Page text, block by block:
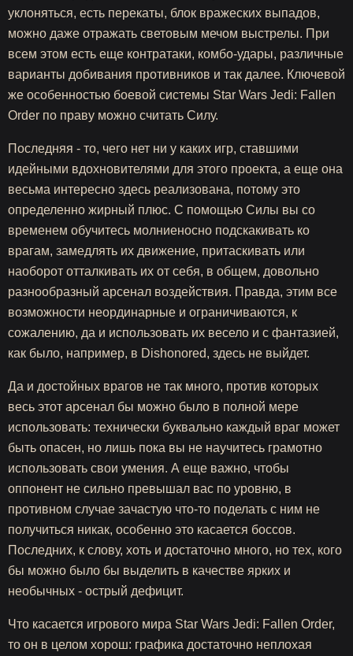
уклоняться, есть перекаты, блок вражеских выпадов,
можно даже отражать световым мечом выстрелы. При
всем этом есть еще контратаки, комбо-удары, различные
варианты добивания противников и так далее. Ключевой
же особенностью боевой системы Star Wars Jedi: Fallen
Order по праву можно считать Силу.
Последняя - то, чего нет ни у каких игр, ставшими
идейными вдохновителями для этого проекта, а еще она
весьма интересно здесь реализована, потому это
определенно жирный плюс. С помощью Силы вы со
временем обучитесь молниеносно подскакивать ко
врагам, замедлять их движение, притаскивать или
наоборот отталкивать их от себя, в общем, довольно
разнообразный арсенал воздействия. Правда, этим все
возможности неординарные и ограничиваются, к
сожалению, да и использовать их весело и с фантазией,
как было, например, в Dishonored, здесь не выйдет.
Да и достойных врагов не так много, против которых
весь этот арсенал бы можно было в полной мере
использовать: технически буквально каждый враг может
быть опасен, но лишь пока вы не научитесь грамотно
использовать свои умения. А еще важно, чтобы
оппонент не сильно превышал вас по уровню, в
противном случае зачастую что-то поделать с ним не
получиться никак, особенно это касается боссов.
Последних, к слову, хоть и достаточно много, но тех, кого
бы можно было бы выделить в качестве ярких и
необычных - острый дефицит.
Что касается игрового мира Star Wars Jedi: Fallen Order,
то он в целом хорош: графика достаточно неплохая